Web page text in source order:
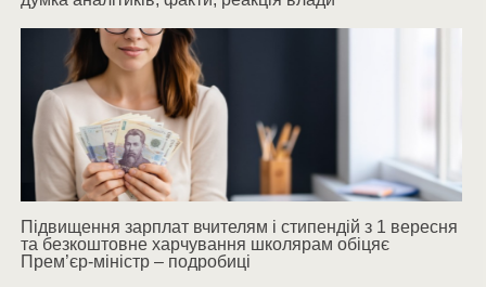
Підвищення зарплат вчителям і стипендій з 1 вересня
та безкоштовне харчування школярам обіцяє
Прем’єр-міністр – подробиці